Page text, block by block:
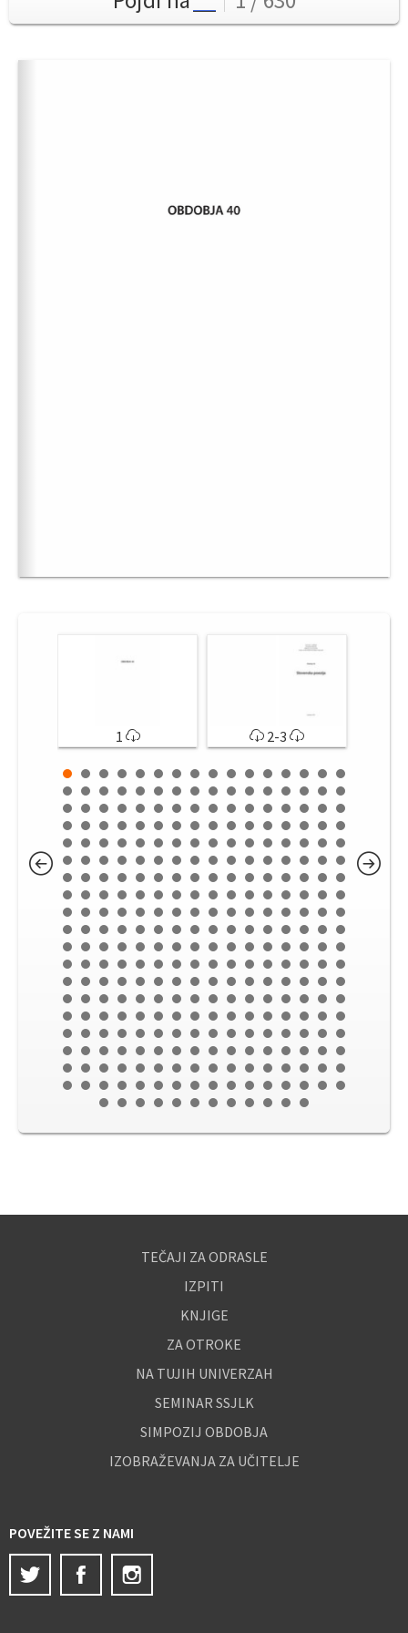
1 2-3
TEČAJI ZA ODRASLE
IZPITI
KNJIGE
ZA OTROKE
NA TUJIH UNIVERZAH
SEMINAR SSJLK
SIMPOZIJ OBDOBJA
IZOBRAŽEVANJA ZA UČITELJE
POVEŽITE SE Z NAMI
Twitter
Facebook